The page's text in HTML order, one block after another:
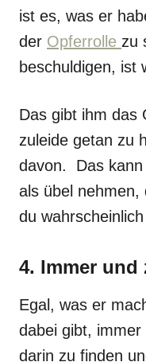
ist es, was er
der Opferrolle zu
beschuldigen, ist
Das gibt ihm das
zuleide getan zu
davon. Das
als übel nehmen,
du
4. Immer
Egal, was er
dabei gibt,
darin zu finden